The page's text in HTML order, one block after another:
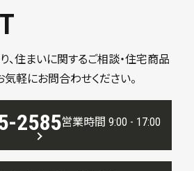
、住まいに関するご相談・住宅商品
気軽にお問合わせください。
2585営業時間 9:00 - 17:00